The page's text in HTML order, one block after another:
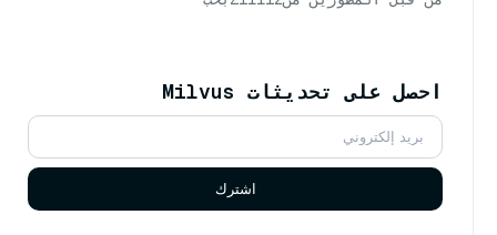
احصل على تحديثات Milvus
اشترك